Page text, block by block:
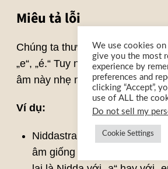
Miêu tả lỗi
Chúng ta thường phát âm âm
„e“, „é.“ Tuy nhiên, người Đức
âm này nhẹ nhàng thành âm „a“.
Ví dụ:
Niddastraße và Nidderstraße
âm giống nhau. Người Đức
We use cookies
give you the most
experience by
preferences and
clicking “Accept”,
use of ALL the
Do not sell my
Cookie Settings